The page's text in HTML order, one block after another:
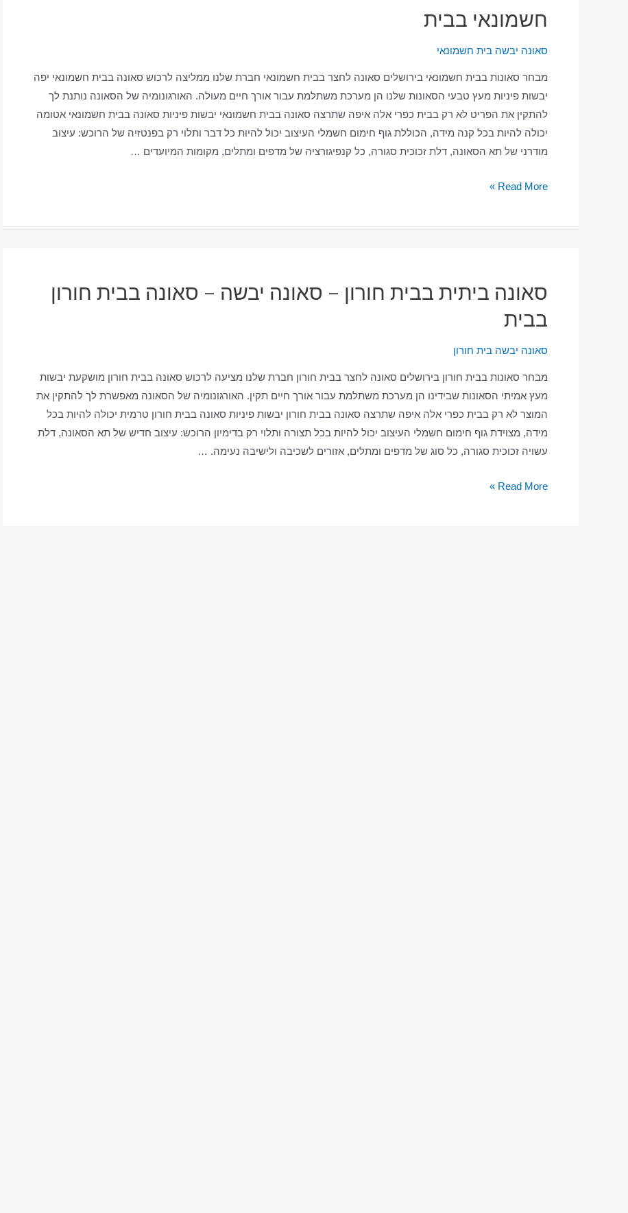
חשמונאי בבית
סאונה יבשה בית חשמונאי
מבחר סאונות בבית חשמונאי בירושלים סאונה לחצר בבית חשמונאי חברת שלנו ממליצה לרכוש סאונה בבית חשמונאי יפה
יבשות פיניות מעץ טבעי הסאונות שלנו הן מערכת משתלמת עבור אורך חיים מעולה. האורגונומיה של הסאונה נותנת לך
להתקין את הפריט לא רק בבית כפרי אלה איפה שתרצה סאונה בבית חשמונאי יבשות פיניות סאונה בבית חשמונאי אטומה
יכולה להיות בכל קנה מידה, הכוללת גוף חימום חשמלי העיצוב יכול להיות כל דבר ותלוי רק בפנטזיה של הרוכש: עיצוב
מודרני של תא הסאונה, דלת זכוכית סגורה, כל קנפיגורציה של מדפים ומתלים, מקומות המיועדים …
סאונה
יבשה
–
בבית
Read More »
סאונה ביתית בבית חורון – סאונה יבשה – סאונה בבית חורון
בבית
סאונה יבשה בית חורון
מבחר סאונות בבית חורון בירושלים סאונה לחצר בבית חורון חברת שלנו מציעה לרכוש סאונה בבית חורון מושקעת יבשות
מעץ אמיתי הסאונות שבידינו הן מערכת משתלמת עבור אורך חיים תקין. האורגונומיה של הסאונה מאפשרת לך להתקין את
המוצר לא רק בבית כפרי אלה איפה שתרצה סאונה בבית חורון יבשות פיניות סאונה בבית חורון טרמית יכולה להיות בכל
מידה, מצוידת גוף חימום חשמלי העיצוב יכול להיות בכל תצורה ותלוי רק בדימיון הרוכש: עיצוב חדיש של תא הסאונה, דלת
עשויה זכוכית סגורה, כל סוג של מדפים ומתלים, אזורים לשכיבה ולישיבה נעימה. …
סאונה
Read More »